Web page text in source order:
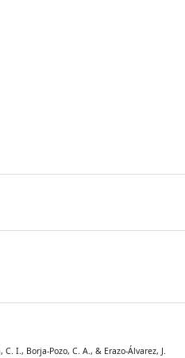
I., Borja-Pozo, C. A., & Erazo-Álvarez, J.